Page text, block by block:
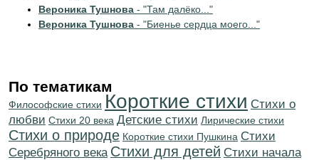
Вероника Тушнова - "Там далёко..."
Вероника Тушнова - "Биенье сердца моего..."
По тематикам
Философские стихи Короткие стихи Стихи о
любви Стихи 20 века Детские стихи Лирические стихи
Стихи о природе Короткие стихи Пушкина Cтихи
Серебряного века Стихи для детей Cтихи начала